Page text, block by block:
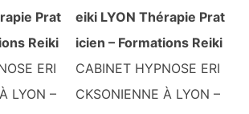
Prat
Reiki
ERI
LYON –
eiki LYON Thérapie Prat
icien – Formations Reiki
CABINET HYPNOSE ERI
CKSONIENNE À LYON –